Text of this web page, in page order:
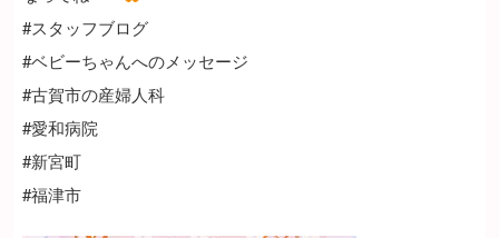
#スタッフブログ
#ベビーちゃんへのメッセージ
#古賀市の産婦人科
#愛和病院
#新宮町
#福津市